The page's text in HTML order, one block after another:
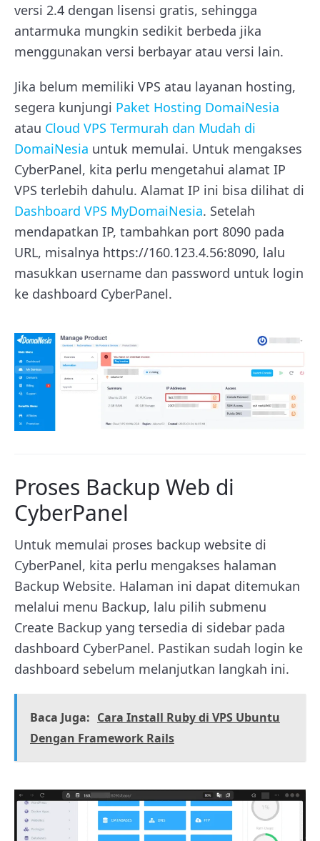
versi 2.4 dengan lisensi gratis, sehingga
antarmuka mungkin sedikit berbeda jika
menggunakan versi berbayar atau versi lain.
Jika belum memiliki VPS atau layanan hosting,
segera kunjungi Paket Hosting DomaiNesia
atau Cloud VPS Termurah dan Mudah di
DomaiNesia untuk memulai. Untuk mengakses
CyberPanel, kita perlu mengetahui alamat IP
VPS terlebih dahulu. Alamat IP ini bisa dilihat di
Dashboard VPS MyDomaiNesia. Setelah
mendapatkan IP, tambahkan port 8090 pada
URL, misalnya https://160.123.4.56:8090, lalu
masukkan username dan password untuk login
ke dashboard CyberPanel.
Proses Backup Web di
CyberPanel
Untuk memulai proses backup website di
CyberPanel, kita perlu mengakses halaman
Backup Website. Halaman ini dapat ditemukan
melalui menu Backup, lalu pilih submenu
Create Backup yang tersedia di sidebar pada
dashboard CyberPanel. Pastikan sudah login ke
dashboard sebelum melanjutkan langkah ini.
Baca Juga: Cara Install Ruby di VPS Ubuntu
Dengan Framework Rails